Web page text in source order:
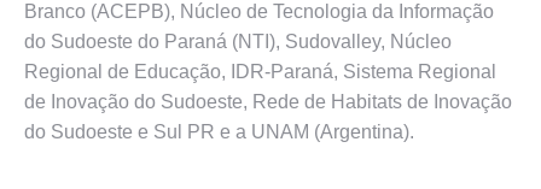
Branco (ACEPB), Núcleo de Tecnologia da Informação
do Sudoeste do Paraná (NTI), Sudovalley, Núcleo
Regional de Educação, IDR-Paraná, Sistema Regional
de Inovação do Sudoeste, Rede de Habitats de Inovação
do Sudoeste e Sul PR e a UNAM (Argentina).